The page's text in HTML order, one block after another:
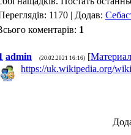
1170 | Додав:
коментарів: 1
admin (20.02.2021 16:16) [Материал
https://uk.wikipedia.org/